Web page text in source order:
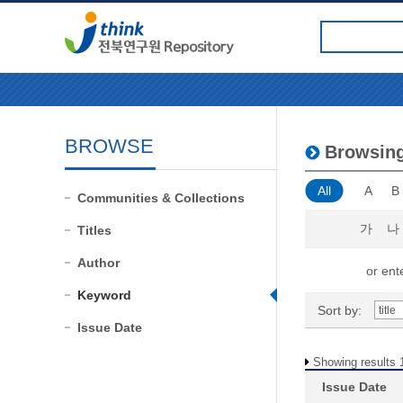
BROWSE
Communities & Collections
Titles
Author
Keyword
Issue Date
All A B
가 나
or
Sort by:
Showing results
Issue Date